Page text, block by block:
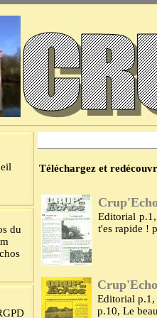
du
Téléchargez et
Editorial
t'es rapide !
Editorial p.1,
p.10, Le